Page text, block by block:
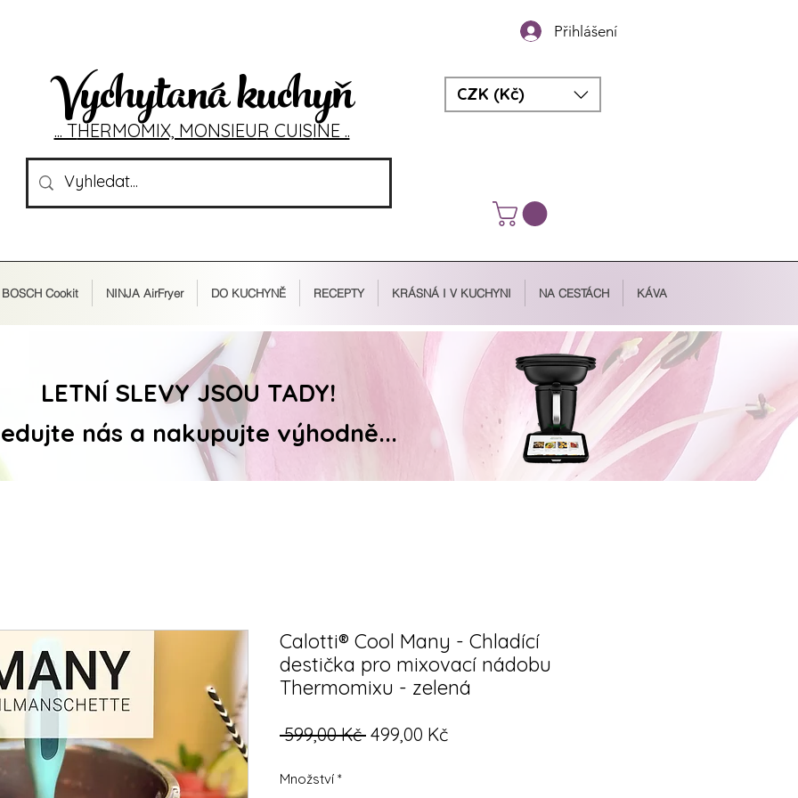
Přihlášení
Vychytaná kuchyň
... THERMOMIX, MONSIEUR CUISINE ..
CZK (Kč)
BOSCH Cookit NINJA AirFryer DO KUCHYNĚ RECEPTY KRÁSNÁ I V KUCHYNI NA CESTÁCH KÁVA
LETNÍ SLEVY JSOU TADY!
nás a nakupujte výhodně...
Calotti® Cool Many - Chladící
destička pro mixovací nádobu
Thermomixu - zelená
599,00 Kč Běžná
499,00 KčZvýhodněná
Množství *